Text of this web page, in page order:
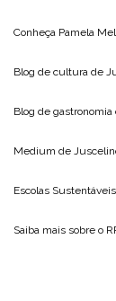
Conheça Pamela
Blog de cultura de
Blog de gastronomia
Medium de
Escolas
Saiba mais sobre o